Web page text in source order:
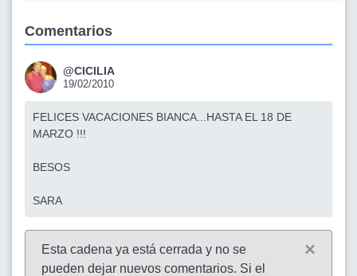
Comentarios
@CICILIA
19/02/2010
FELICES VACACIONES BIANCA...HASTA EL 18 DE
MARZO !!!
BESOS
SARA
Esta cadena ya está cerrada y no se
pueden dejar nuevos comentarios. Si el
×